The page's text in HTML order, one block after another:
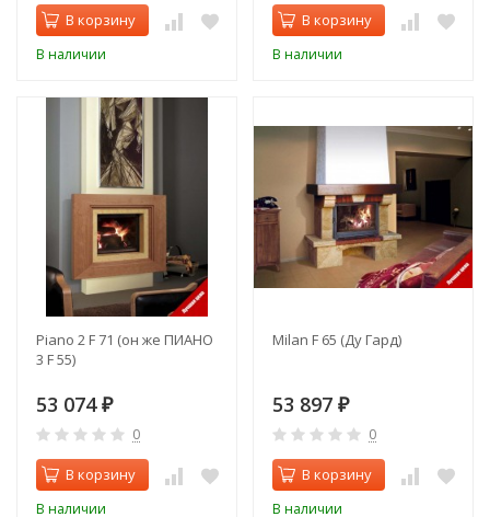
В корзину
В наличии
В корзину
В наличии
Piano 2 F 71 (он же ПИАНО
3 F 55)
53 074 ₽
0
В корзину
В наличии
Milan F 65 (Ду Гард)
53 897 ₽
0
В корзину
В наличии